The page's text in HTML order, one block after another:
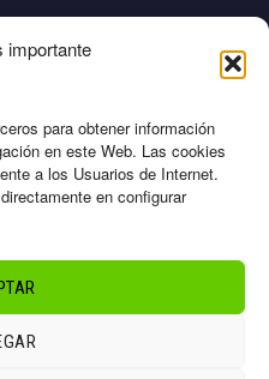
importante
para obtener información
en este Web. Las cookies
a los Usuarios de Internet.
en configurar
213